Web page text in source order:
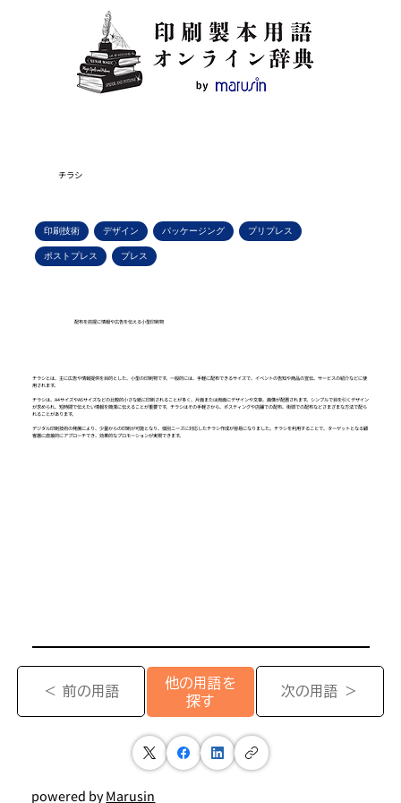
チラシ
印刷技術 デザイン パッケージング プリプレス
ポストプレス プレス
配布を前提に情報や広告を伝える小型印刷物
チラシとは、主に広告や情報提供を目的とした、小型の印刷物です。一般的には、手軽に配布できるサイズで、イベントの告知や商品の宣伝、サービスの紹介などに使
用されます。
チラシは、A4サイズやA5サイズなどの比較的小さな紙に印刷されることが多く、片面または両面にデザインや文章、画像が配置されます。シンプルで目を引くデザイン
が求められ、短時間で伝えたい情報を簡潔に伝えることが重要です。チラシはその手軽さから、ポスティングや店舗での配布、街頭での配布などさまざまな方法で配ら
れることがあります。
デジタル印刷技術の発展により、少量からの印刷が可能となり、個別ニーズに対応したチラシ作成が容易になりました。チラシを利用することで、ターゲットとなる顧
客層に直接的にアプローチでき、効果的なプロモーションが実現できます。
＜ 前の用語
他の用語を
探す
次の用語 ＞
powered byMarusin